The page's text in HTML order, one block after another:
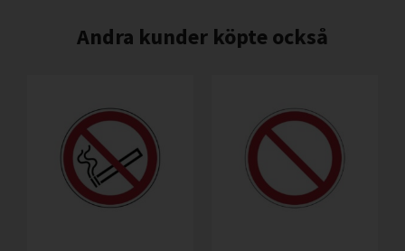
Andra kunder köpte också